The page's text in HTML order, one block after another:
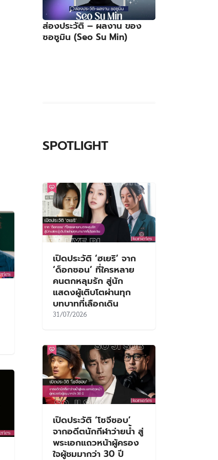
ส่องประวัติ – ผลงาน ของ
ซอซูมิน (Seo Su Min)
SPOTLIGHT
เปิดประวัติ ‘ฮเยริ’ จาก
‘ด็อกซอน’ ที่ใครหลาย
คนตกหลุมรัก สู่นัก
แสดงผู้เติบโตผ่านทุก
บทบาทที่เลือกเดิน
31/07/2026
เปิดประวัติ ‘โซจีซอบ’
จากอดีตนักกีฬาว่ายน้ำ สู่
พระเอกแถวหน้าผู้ครอง
ใจผู้ชมมากว่า 30 ปี